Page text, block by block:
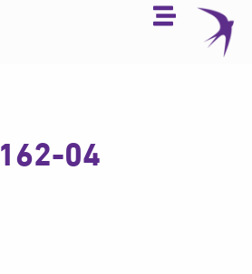
تخطي
المحتوى
162-04